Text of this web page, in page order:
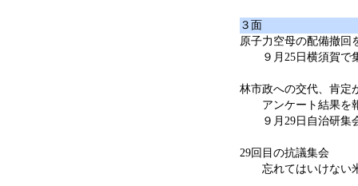
３面
原子力空母の配備撤回
９月25日横須賀で
林市政への交代、肯定
アンケート結果を
９月29日自治研集
29回目の抗議集会
忘れてはいけない